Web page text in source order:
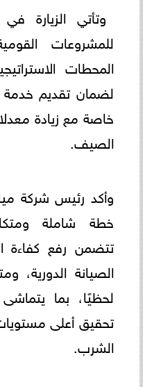
وتأتي الزيارة
للمشروعات
المحطات
لضمان تقديم خدمة
خاصة مع زيادة
الصيف.
وأكد رئيس شركة
خطة شاملة
تتضمن رفع كفاءة
الصيانة الدورية،
لحظيًا، بما
تحقيق أعلى
الشرب.